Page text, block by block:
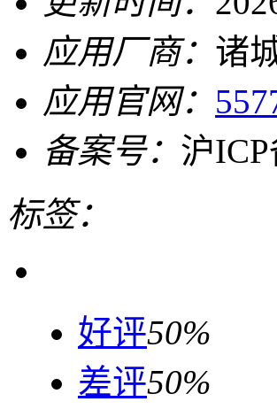
应用厂商： 诸
应用官网：
备案号： 沪
标签：
好评50%
差评50%